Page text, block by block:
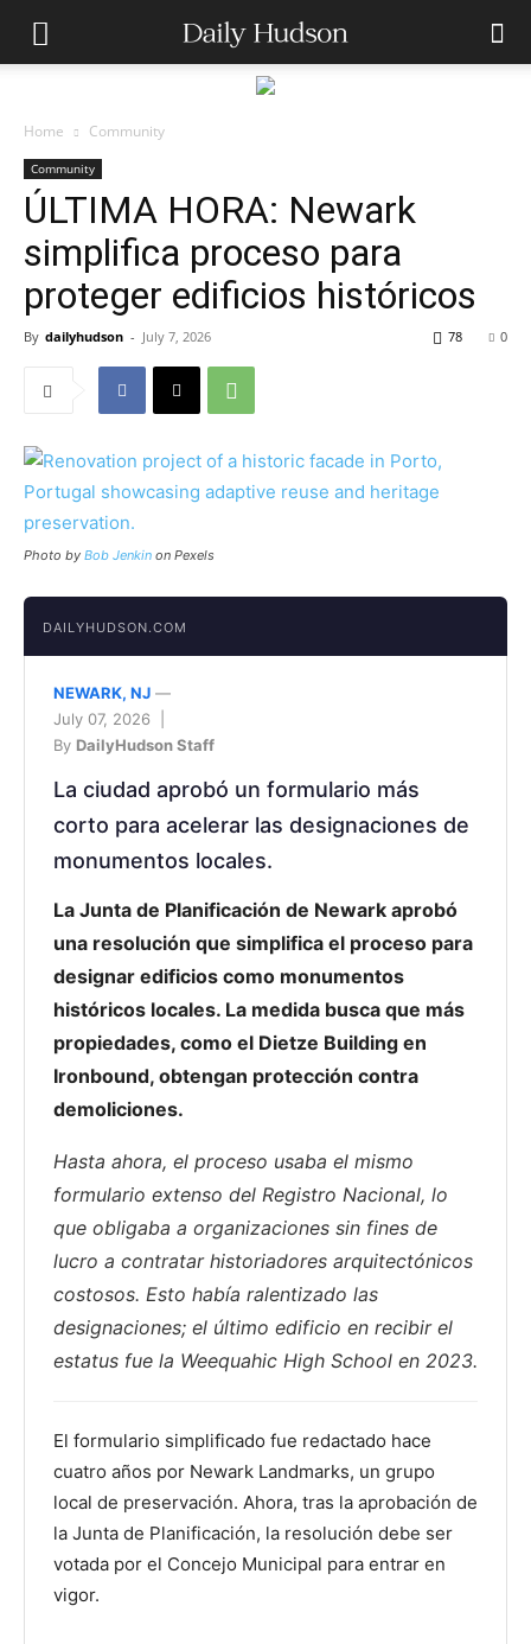
Home Community
Community
ÚLTIMA HORA: Newark
simplifica proceso para
proteger edificios históricos
By dailyhudson - July 7, 2026 0
78
Photo by Bob Jenkin on Pexels
DAILYHUDSON.COM
NEWARK, NJ —
July 07, 2026 |
By DailyHudson Staff
La ciudad aprobó un formulario más
corto para acelerar las designaciones de
monumentos locales.
La Junta de Planificación de Newark aprobó
una resolución que simplifica el proceso para
designar edificios como monumentos
históricos locales. La medida busca que más
propiedades, como el Dietze Building en
Ironbound, obtengan protección contra
demoliciones.
Hasta ahora, el proceso usaba el mismo
formulario extenso del Registro Nacional, lo
que obligaba a organizaciones sin fines de
lucro a contratar historiadores arquitectónicos
costosos. Esto había ralentizado las
designaciones; el último edificio en recibir el
estatus fue la Weequahic High School en 2023.
El formulario simplificado fue redactado hace
cuatro años por Newark Landmarks, un grupo
local de preservación. Ahora, tras la aprobación de
la Junta de Planificación, la resolución debe ser
votada por el Concejo Municipal para entrar en
vigor.